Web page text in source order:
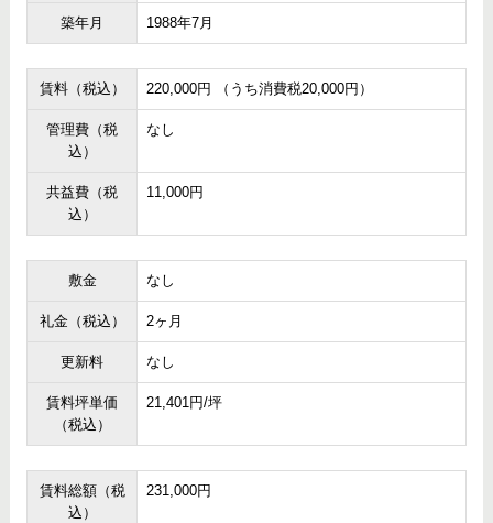
築年月 1988年7月
賃料（税込） 220,000円 （うち消費税20,000円）
管理費（税
込）
なし
共益費（税
込）
11,000円
敷金 なし
礼金（税込） 2ヶ月
更新料 なし
賃料坪単価
（税込）
21,401円/坪
賃料総額（税
込）
231,000円